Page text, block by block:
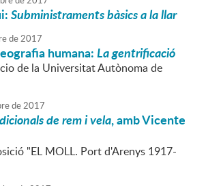
Subministraments bàsics a la llar
de2017
humana:La gentrificació
de la Universitat Autònoma de
de2017
de rem i vela, amb Vicente
"EL MOLL. Port d'Arenys 1917-